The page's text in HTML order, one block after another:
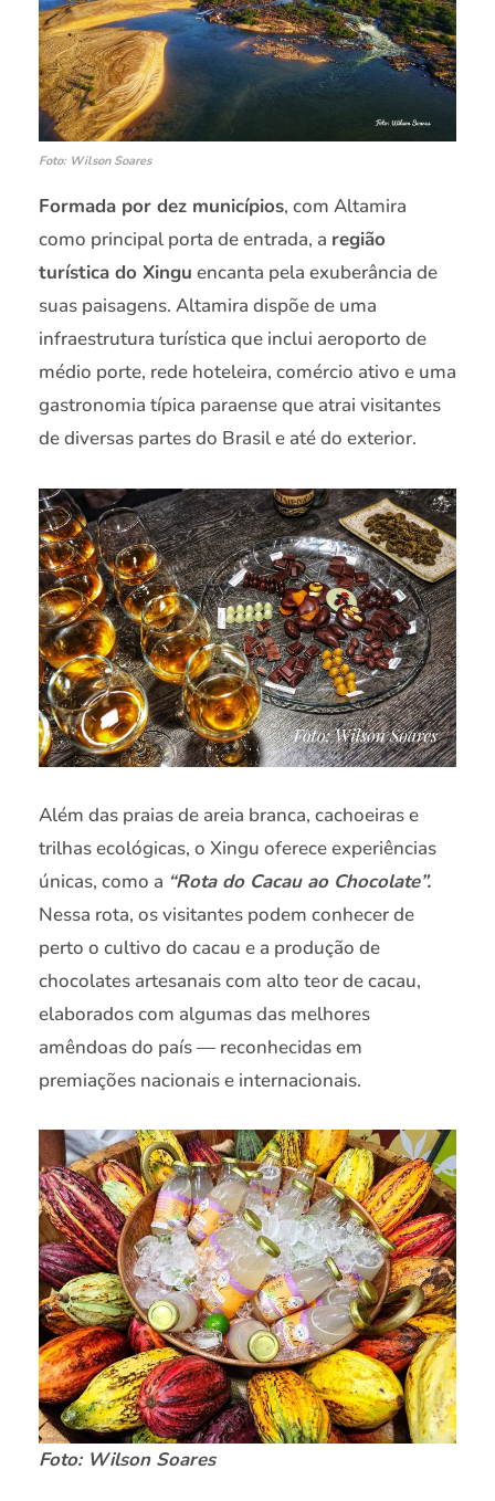
Foto: Wilson Soares
Formada por dez municípios, com Altamira
como principal porta de entrada, a região
turística do Xingu encanta pela exuberância de
suas paisagens. Altamira dispõe de uma
infraestrutura turística que inclui aeroporto de
médio porte, rede hoteleira, comércio ativo e uma
gastronomia típica paraense que atrai visitantes
de diversas partes do Brasil e até do exterior.
Além das praias de areia branca, cachoeiras e
trilhas ecológicas, o Xingu oferece experiências
únicas, como a “Rota do Cacau ao Chocolate”.
Nessa rota, os visitantes podem conhecer de
perto o cultivo do cacau e a produção de
chocolates artesanais com alto teor de cacau,
elaborados com algumas das melhores
amêndoas do país — reconhecidas em
premiações nacionais e internacionais.
Foto: Wilson Soares